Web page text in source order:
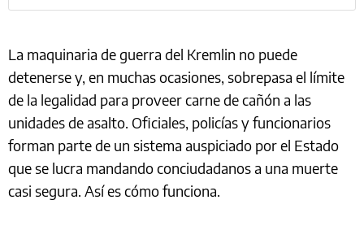
La maquinaria de guerra del Kremlin no puede
detenerse y, en muchas ocasiones, sobrepasa el límite
de la legalidad para proveer carne de cañón a las
unidades de asalto. Oficiales, policías y funcionarios
forman parte de un sistema auspiciado por el Estado
que se lucra mandando conciudadanos a una muerte
casi segura. Así es cómo funciona.